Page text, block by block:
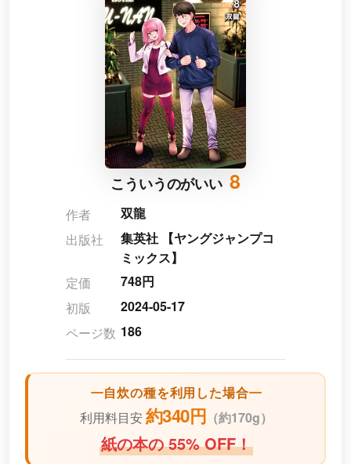
こういうのがいい 8
作者
双龍
出版社
集英社 【ヤングジャンプコ
ミックス】
定価
748円
初版
2024-05-17
ページ数 186
自炊の種を利用した場合
利用料目安 約340円 （約170g）
紙の本の 55% OFF！